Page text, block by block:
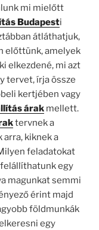
mi mielőtt
Budapesti
átláthatjuk,
előttünk, amelyek
elkezdené, mi azt
tervet, írja össze
kertjében vagy
árakmellett.
tervnek a
arra, kiknek a
feladatokat
egy
magunkat semmi
érint majd
földmunkák
egy